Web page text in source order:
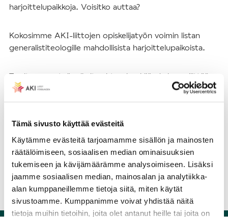
Tämä sivusto käyttää evästeitä
Käytämme evästeitä tarjoamamme sisällön ja mainosten
räätälöimiseen, sosiaalisen median ominaisuuksien
tukemiseen ja kävijämäärämme analysoimiseen. Lisäksi
jaamme sosiaalisen median, mainosalan ja analytiikka-
alan kumppaneillemme tietoja siitä, miten käytät
sivustoamme. Kumppanimme voivat yhdistää näitä
tietoja muihin tietoihin, joita olet antanut heille tai joita on
harjoittelupaikkoja. Voisitko auttaa?
Kokosimme AKI-liittojen opiskelijatyön voimin listan
generalistiteologille mahdollisista harjoittelupaikoista.
Tarvitsemme työpaikalta yhteyshenkilön ja luvan liittää
työpaikkasi listalle. Osallistuminen ei velvoita mihinkään
ja työpaikan voi poistaa listalta asiasta ilmoittamalla!
Voit ilmoittaa työpaikkasi generalistiteologin
harkkapankkiintällä lomakkeella.
ILMOITTAUDU HARKKAPANKKIIN TÄSTÄ!